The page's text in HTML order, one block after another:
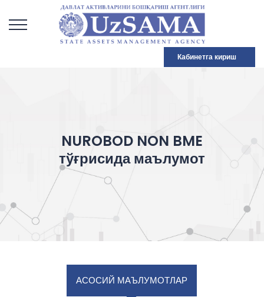
Кабинетга кириш
NUROBOD NON BME
тўғрисида маълумот
АСОСИЙ МАЪЛУМОТЛАР